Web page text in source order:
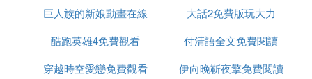
?pwd=h7f6
提取碼: h7f6
⑹ 哪裡免費觀看超清骨語第一季
巨人族的新娘動畫在線
觀看免費
大話2免費版玩大力
酷跑英雄4免費觀看
付清語全文免費閱讀
穿越時空愛戀免費觀看
伊向晚靳夜擎免費閱讀